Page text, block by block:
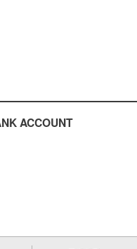
ACCOUNT